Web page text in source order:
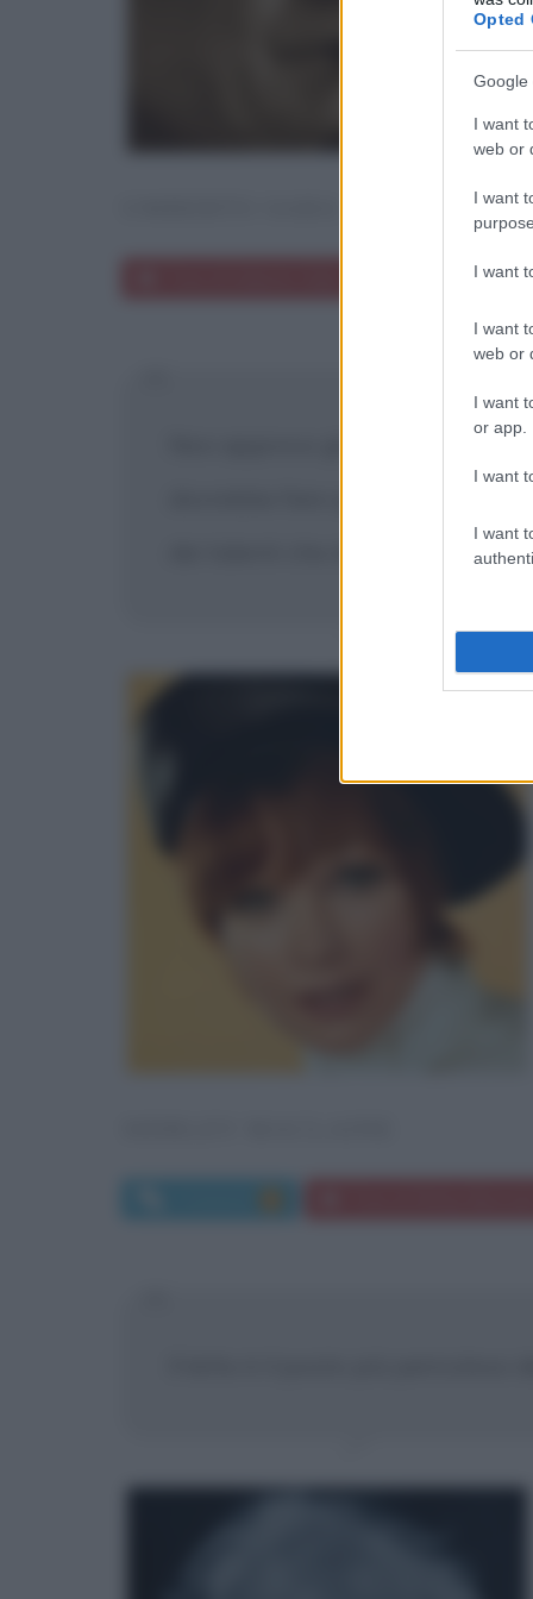
Opted
Google
I want
web or
I want
I want
I want
web or
I want
or app.
I want
I want
Non approvo gli attori che si
dei talenti che dovrebbe avere